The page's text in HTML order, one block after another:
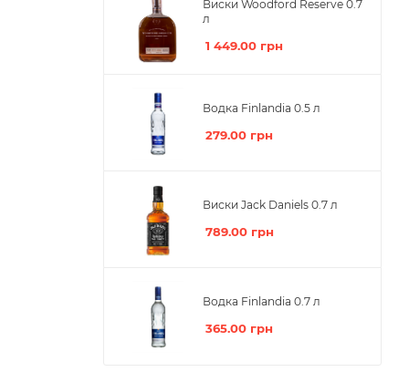
Виски Woodford Reserve 0.7
л
1 449.00 грн
Водка Finlandia 0.5 л
279.00 грн
Виски Jack Daniels 0.7 л
789.00 грн
Водка Finlandia 0.7 л
365.00 грн